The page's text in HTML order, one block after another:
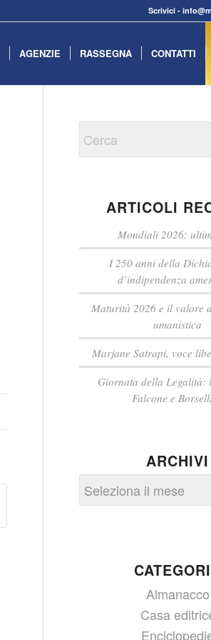
Scrivici -
AGENZIE RASSEGNA CONTATTI
ARTICOLI
Mondiali 2026:
I 250 anni della
d’indipendenza
Maturità 2026 e il valore
umanistica
Marjane Satrapi, voce
Giornata della Legalità:
Falcone e
ARCHIVI
Almanacco
Casa